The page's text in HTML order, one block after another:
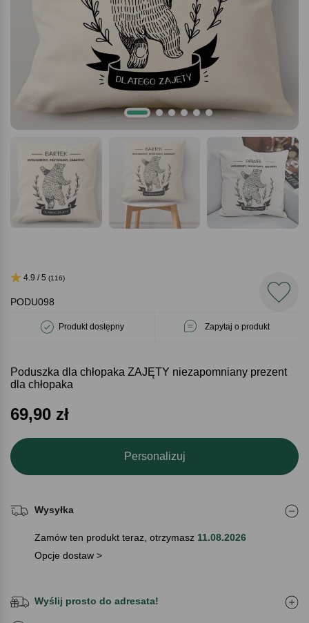
PODU098
Produkt dostępny Zapytaj o produkt
4.9 / 5 (116)
Poduszka dla chłopaka ZAJĘTY niezapomniany prezent
dla chłopaka
69,90 zł
Personalizuj
Wysyłka
Zamów ten produkt teraz, otrzymasz 11.08.2026
Opcje dostaw >
Wyślij prosto do adresata!